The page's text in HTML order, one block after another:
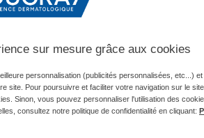
sur mesure grâce aux cookies
personnalisation (publicités personnalisées, etc...) et
site. Pour poursuivre et faciliter votre navigation sur le
Sinon, vous pouvez personnaliser l'utilisation des
consultez notre politique de confidentialité en cliquant: